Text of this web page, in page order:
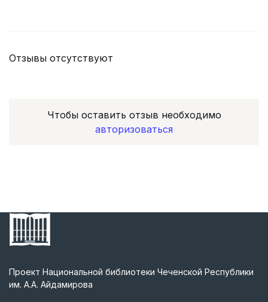
Отзывы отсутствуют
Чтобы оставить отзыв необходимо
авторизоваться
Проект Национальной библиотеки Чеченской Республики
им. А.А. Айдамирова